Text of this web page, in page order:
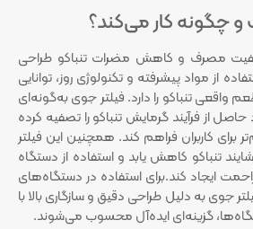
چگونه کار می‌کند؟
مصرف و کاهش مضرات تنباکو طراحی
از مواد پیشرفته و تکنولوژی روز، توانایی
تنباکو را دارد. فیلتر جوی به‌گونه‌ای
از فرآیند گرمایش تنباکو را تصفیه کرده
برای کاربران فراهم کند. همچنین این فیلتر
تنباکو کاهش یابد و استفاده از دستگاه
ایجاد کند.برای استفاده در دستگاه‌های
جوی به دلیل طراحی دقیق و سازگاری بالا با
گزینه‌ای ایده‌آل محسوب می‌شوند.